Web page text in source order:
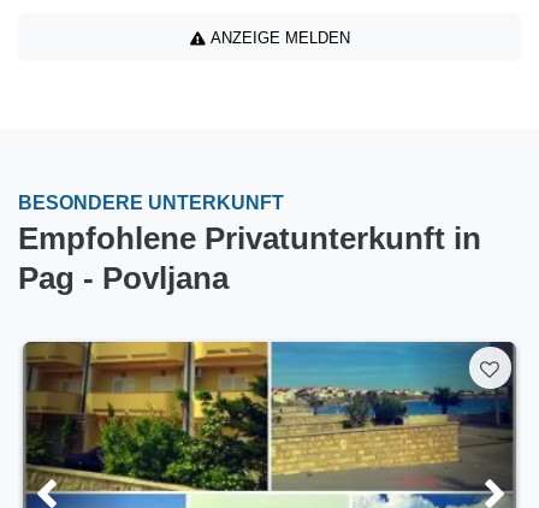
ANZEIGE MELDEN
BESONDERE UNTERKUNFT
Empfohlene Privatunterkunft in
Pag - Povljana